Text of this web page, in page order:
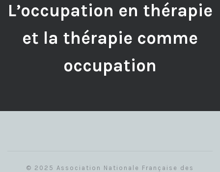
L’occupation en thérapie
et la thérapie comme
occupation
© 2025 Association Nationale Française des